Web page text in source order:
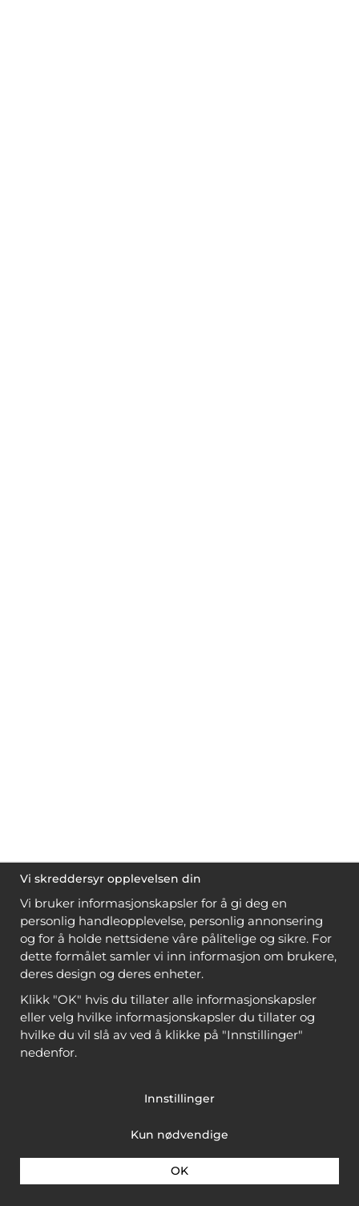
Vi skreddersyr opplevelsen din
Vi bruker informasjonskapsler for å gi deg en
personlig handleopplevelse, personlig annonsering
og for å holde nettsidene våre pålitelige og sikre. For
dette formålet samler vi inn informasjon om brukere,
deres design og deres enheter.
Klikk "OK" hvis du tillater alle informasjonskapsler
eller velg hvilke informasjonskapsler du tillater og
hvilke du vil slå av ved å klikke på "Innstillinger"
nedenfor.
Innstillinger
Kun nødvendige
OK